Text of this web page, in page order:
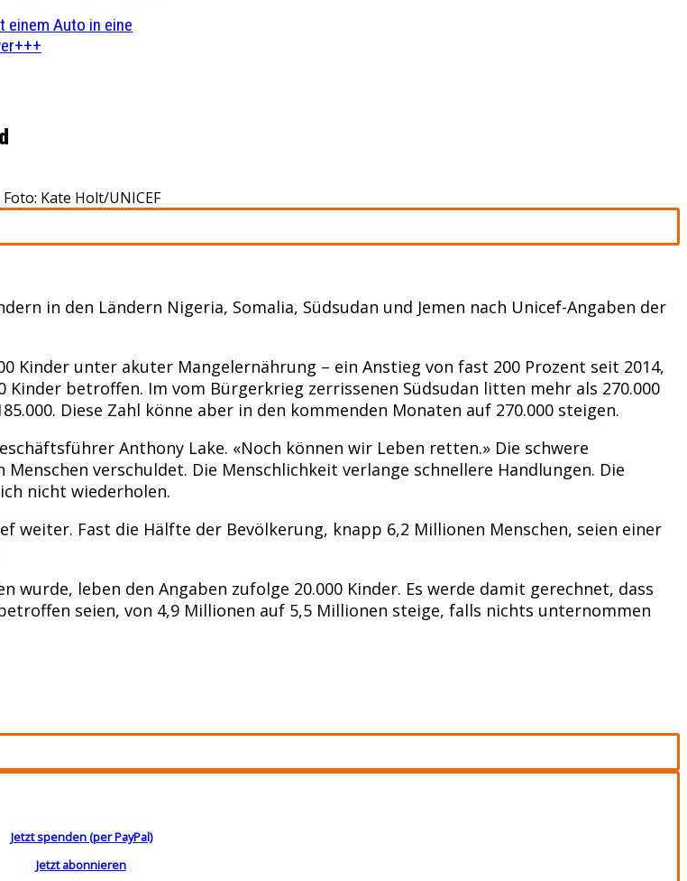
einem Auto in eine
Kate Holt/UNICEF
in den Ländern Nigeria, Somalia, Südsudan und Jemen nach Unicef-Angaben der
Kinder unter akuter Mangelernährung – ein Anstieg von fast 200 Prozent seit 2014,
betroffen. Im vom Bürgerkrieg zerrissenen Südsudan litten mehr als 270.000
Diese Zahl könne aber in den kommenden Monaten auf 270.000 steigen.
Anthony Lake. «Noch können wir Leben retten.» Die schwere
verschuldet. Die Menschlichkeit verlange schnellere Handlungen. Die
nicht wiederholen.
weiter. Fast die Hälfte der Bevölkerung, knapp 6,2 Millionen Menschen, seien einer
leben den Angaben zufolge 20.000 Kinder. Es werde damit gerechnet, dass
seien, von 4,9 Millionen auf 5,5 Millionen steige, falls nichts unternommen
Jetzt spenden (per PayPal)
Jetzt abonnieren